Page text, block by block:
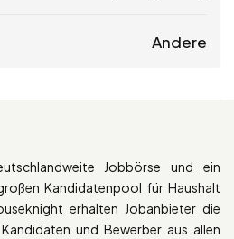
Andere
Jobbörse und ein
Kandidatenpool für Haushalt
erhalten Jobanbieter die
und Bewerber aus allen